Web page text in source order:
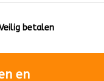
betalen
en